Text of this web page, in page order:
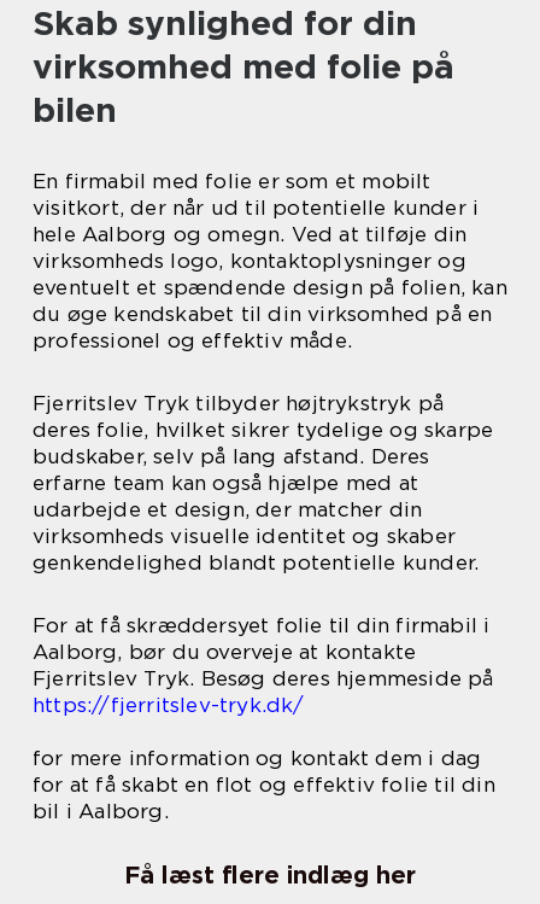
Skab synlighed for din
virksomhed med folie på
bilen
En firmabil med folie er som et mobilt
visitkort, der når ud til potentielle kunder i
hele Aalborg og omegn. Ved at tilføje din
virksomheds logo, kontaktoplysninger og
eventuelt et spændende design på folien, kan
du øge kendskabet til din virksomhed på en
professionel og effektiv måde.
Fjerritslev Tryk tilbyder højtrykstryk på
deres folie, hvilket sikrer tydelige og skarpe
budskaber, selv på lang afstand. Deres
erfarne team kan også hjælpe med at
udarbejde et design, der matcher din
virksomheds visuelle identitet og skaber
genkendelighed blandt potentielle kunder.
For at få skræddersyet folie til din firmabil i
Aalborg, bør du overveje at kontakte
Fjerritslev Tryk. Besøg deres hjemmeside på
https://fjerritslev-tryk.dk/
for mere information og kontakt dem i dag
for at få skabt en flot og effektiv folie til din
bil i Aalborg.
Få læst flere indlæg her